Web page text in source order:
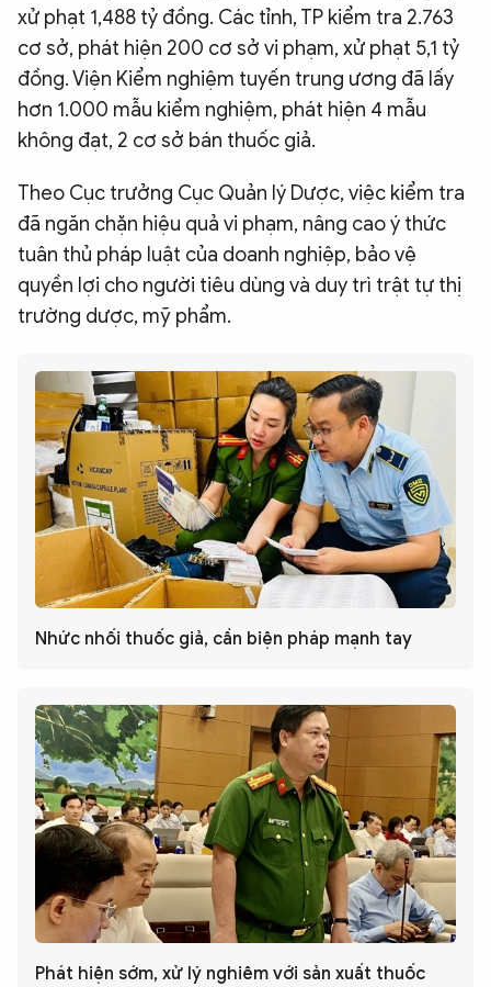
xử phạt 1,488 tỷ đồng. Các tỉnh, TP kiểm tra 2.763
cơ sở, phát hiện 200 cơ sở vi phạm, xử phạt 5,1 tỷ
đồng. Viện Kiểm nghiệm tuyến trung ương đã lấy
hơn 1.000 mẫu kiểm nghiệm, phát hiện 4 mẫu
không đạt, 2 cơ sở bán thuốc giả.
Theo Cục trưởng Cục Quản lý Dược, việc kiểm tra
đã ngăn chặn hiệu quả vi phạm, nâng cao ý thức
tuân thủ pháp luật của doanh nghiệp, bảo vệ
quyền lợi cho người tiêu dùng và duy trì trật tự thị
trường dược, mỹ phẩm.
Nhức nhối thuốc giả, cần biện pháp mạnh tay
Phát hiện sớm, xử lý nghiêm với sản xuất thuốc